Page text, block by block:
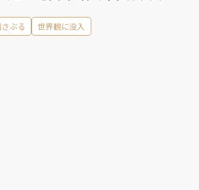
ぶる 世界観に没入